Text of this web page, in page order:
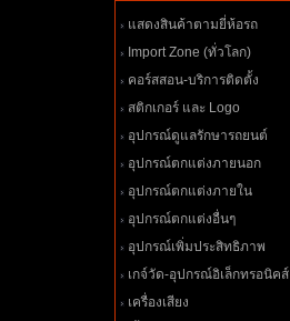
สดงสินค้าตามยี่ห้อรถ
Import Zone (ทั่วโลก)
คอร์สสอน-บริการติดตั้ง
สติกเกอร์ และ Logo
อุปกรณ์ดูแลรักษารถยนต์
อุปกรณ์ตกแต่งภายนอก
อุปกรณ์ตกแต่งภายใน
อุปกรณ์ตกแต่งอื่นๆ
อุปกรณ์เพิ่มประสิทธิภาพ
เกจ์วัด-อุปกรณ์อิเล็กทรอนิคส์
เครื่องเสียง